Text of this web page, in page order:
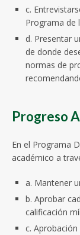
c.
Programa de
d. Presentar
de donde
normas de
Progreso
En el Programa
académico a
a. Mantener
b. Aprobar
calificación
c.